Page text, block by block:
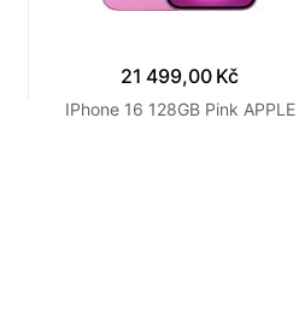
21 499,00 Kč
IPhone 16 128GB Pink APPLE